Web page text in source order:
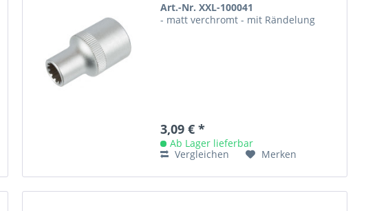
Art.-Nr. XXL-100041
- matt verchromt - mit Rändelung
3,09 € *
Ab Lager lieferbar
Vergleichen
Merken